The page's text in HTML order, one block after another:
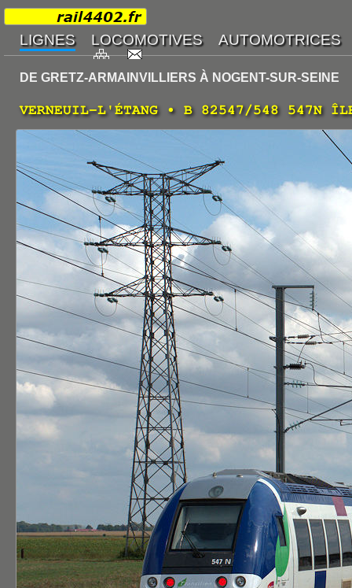
DE GRETZ-ARMAINVILLIERS À NOGENT-SUR-SEINE
VERNEUIL-L'ÉTANG • B 82547/548 547N